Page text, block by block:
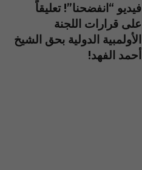
فيديو “انفضحنا”! تعليقاً
على قرارات اللجنة
الأولمبية الدولية بحق الشيخ
أحمد الفهد!